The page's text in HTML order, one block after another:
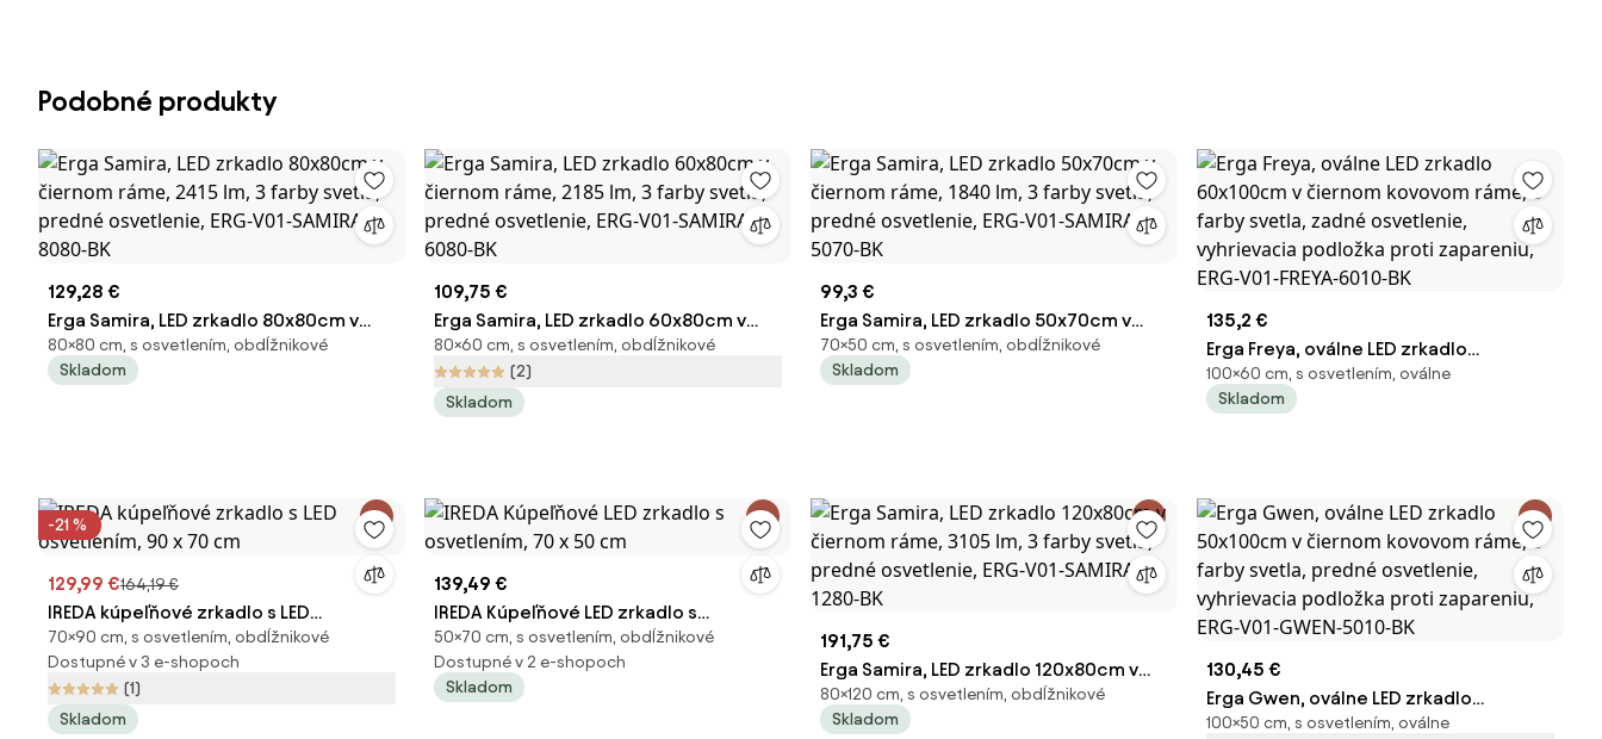
Podobné produkty
129,28 €
Erga Samira, LED zrkadlo 80x80cm v
čiernom ráme, 2415 lm, 3 farby svetla,
predné osvetlenie, ERG-V01-SAMIRA-
80×80 cm, s osvetlením, obdĺžnikové
Skladom
109,75 €
Erga Samira, LED zrkadlo 60x80cm v
čiernom ráme, 2185 lm, 3 farby svetla,
predné osvetlenie, ERG-V01-SAMIRA-
6080-BK
80×60 cm, s osvetlením, obdĺžnikové
(2)
Skladom
99,3 €
Erga Samira, LED zrkadlo 50x70cm v
čiernom ráme, 1840 lm, 3 farby svetla,
predné osvetlenie, ERG-V01-SAMIRA-
70×50 cm, s osvetlením, obdĺžnikové
Skladom
135,2 €
Erga Freya, oválne LED zrkadlo
60x100cm v čiernom kovovom ráme, 3
farby svetla, zadné osvetlenie,
100×60 cm, s osvetlením, oválne
Skladom
-21 %
129,99 €164,19 €
IREDA kúpeľňové zrkadlo s LED
osvetlením, 90 x 70 cm
70×90 cm, s osvetlením, obdĺžnikové
Dostupné v 3 e-shopoch
(1)
Skladom
139,49 €
IREDA Kúpeľňové LED zrkadlo s
osvetlením, 70 x 50 cm
50×70 cm, s osvetlením, obdĺžnikové
Dostupné v 2 e-shopoch
Skladom
191,75 €
Erga Samira, LED zrkadlo 120x80cm v
čiernom ráme, 3105 lm, 3 farby svetla,
predné osvetlenie, ERG-V01-SAMIRA-
80×120 cm, s osvetlením, obdĺžnikové
Skladom
130,45 €
Erga Gwen, oválne LED zrkadlo
50x100cm v čiernom kovovom ráme, 3
100×50 cm, s osvetlením, oválne